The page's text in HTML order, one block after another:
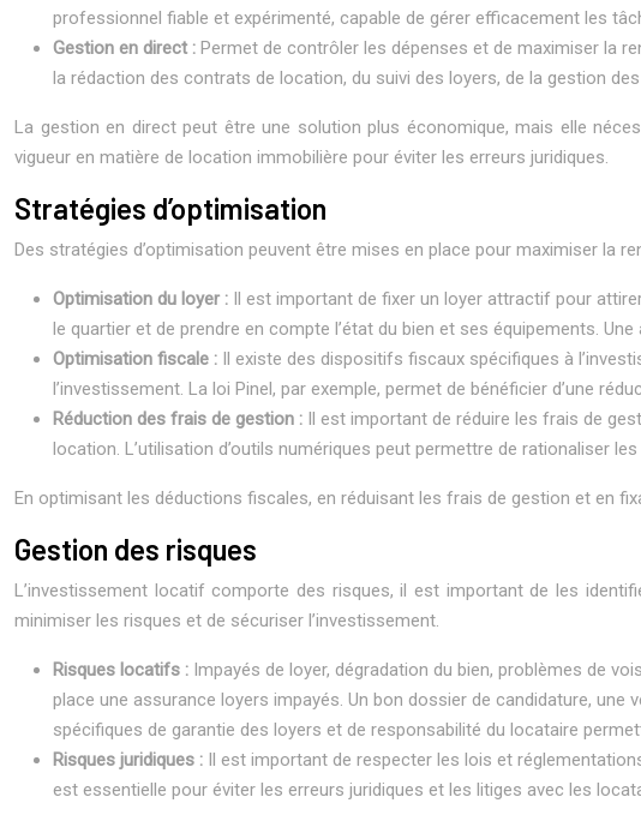
professionnel fiable et expérimenté, capable de gérer efficacement les
Gestion en direct : Permet de contrôler les dépenses et de maximiser la
la rédaction des contrats de location, du suivi des loyers, de la gestion
La gestion en direct peut être une solution plus économique, mais elle
vigueur en matière de location immobilière pour éviter les erreurs juridiques.
Stratégies d’optimisation
Des stratégies d’optimisation peuvent être mises en place pour maximiser la
Optimisation du loyer : Il est important de fixer un loyer attractif pour
le quartier et de prendre en compte l’état du bien et ses équipements.
Optimisation fiscale : Il existe des dispositifs fiscaux spécifiques à
l’investissement. La loi Pinel, par exemple, permet de bénéficier d’une
Réduction des frais de gestion : Il est important de réduire les frais de
location. L’utilisation d’outils numériques peut permettre de rationaliser
En optimisant les déductions fiscales, en réduisant les frais de gestion et en
Gestion des risques
L’investissement locatif comporte des risques, il est important de les
minimiser les risques et de sécuriser l’investissement.
Risques locatifs : Impayés de loyer, dégradation du bien, problèmes de
place une assurance loyers impayés. Un bon dossier de candidature,
spécifiques de garantie des loyers et de responsabilité du locataire
Risques juridiques : Il est important de respecter les lois et
est essentielle pour éviter les erreurs juridiques et les litiges avec les